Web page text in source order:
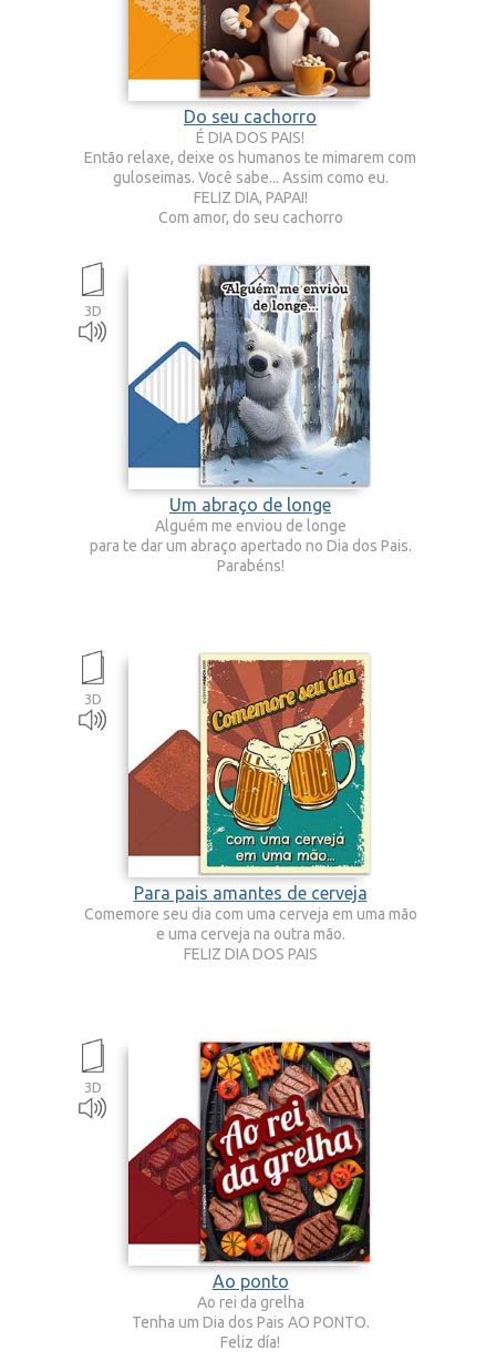
Do seu cachorro
É DIA DOS PAIS!
Então relaxe, deixe os humanos te mimarem com
guloseimas. Você sabe... Assim como eu.
FELIZ DIA, PAPAI!
Com amor, do seu cachorro
Um abraço de longe
Alguém me enviou de longe
para te dar um abraço apertado no Dia dos Pais.
Parabéns!
3D
Para pais amantes de cerveja
Comemore seu dia com uma cerveja em uma mão
e uma cerveja na outra mão.
FELIZ DIA DOS PAIS
3D
Ao ponto
Ao rei da grelha
Tenha um Dia dos Pais AO PONTO.
Feliz día!
3D